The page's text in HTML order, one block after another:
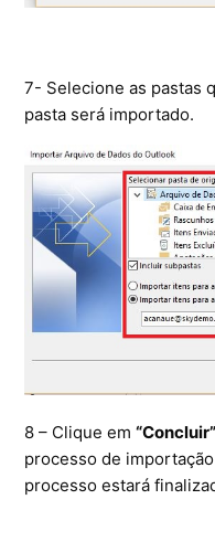
7- Selecione as pastas
pasta será importado.
8 – Clique em“Concluir”
processo de
processo estará